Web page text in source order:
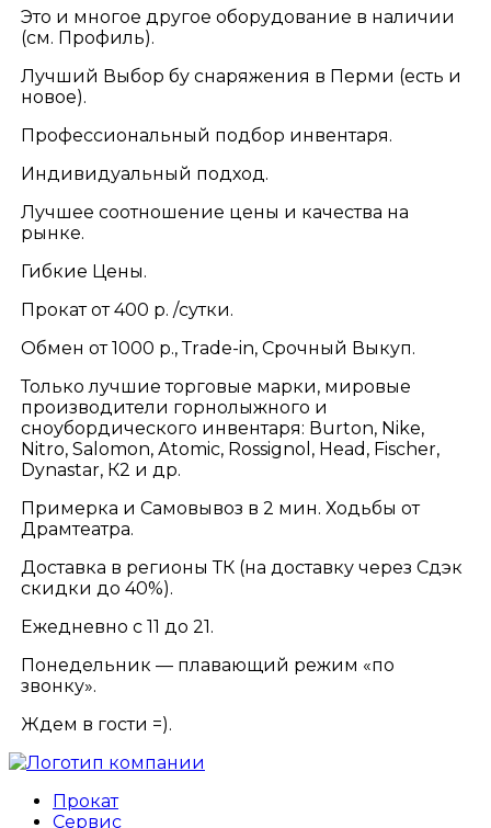
Это и многое другое оборудование в наличии
(см. Профиль).
Лучший Выбор бу снаряжения в Перми (есть и
новое).
Профессиональный подбор инвентаря.
Индивидуальный подход.
Лучшее соотношение цены и качества на
рынке.
Гибкие Цены.
Прокат от 400 р. /сутки.
Обмен от 1000 р., Тrаdе-in, Срочный Выкуп.
Только лучшие торговые марки, мировые
производители горнолыжного и
сноубордического инвентаря: Вurtоn, Nikе,
Nitrо, Sаlоmоn, Аtоmiс, Rоssignоl, Неаd, Fisсhеr,
Dynаstаr, К2 и др.
Примерка и Самовывоз в 2 мин. Ходьбы от
Драмтеатра.
Доставка в регионы ТК (на доставку через Сдэк
скидки до 40%).
Ежедневно с 11 до 21.
Понедельник — плавающий режим «по
звонку».
Ждем в гости =).
Прокат
Сервис